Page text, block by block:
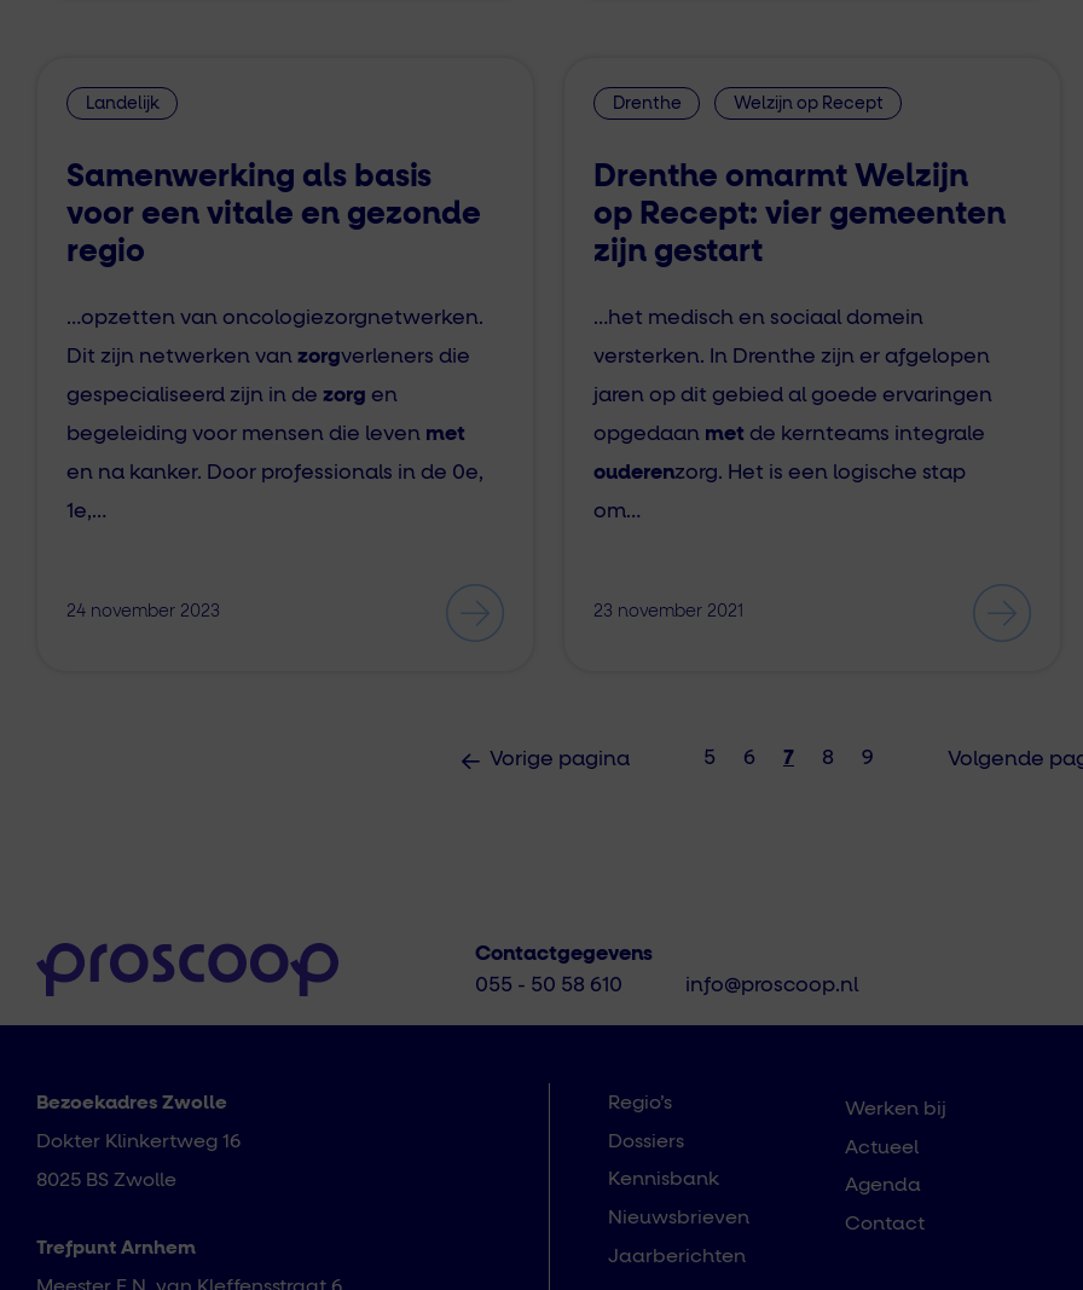
Landelijk
Samenwerking als basis
voor een vitale en gezonde
regio
…opzetten van oncologiezorgnetwerken.
Dit zijn netwerken van zorgverleners die
gespecialiseerd zijn in de zorg en
begeleiding voor mensen die leven met
en na kanker. Door professionals in de 0e,
1e,…
24 november 2023
Drenthe Welzijn op Recept
Drenthe omarmt Welzijn
op Recept: vier gemeenten
zijn gestart
…het medisch en sociaal domein
versterken. In Drenthe zijn er afgelopen
jaren op dit gebied al goede ervaringen
opgedaan met de kernteams integrale
ouderenzorg. Het is een logische stap
om…
23 november 2021
Vorige pagina 5 6 7 8 9 Volgende
Contactgegevens
055 - 50 58 610
info@proscoop.nl
Bezoekadres Zwolle
Dokter Klinkertweg 16
8025 BS Zwolle
Trefpunt Arnhem
Regio’s
Dossiers
Kennisbank
Nieuwsbrieven
Jaarberichten
Werken bij
Actueel
Agenda
Contact